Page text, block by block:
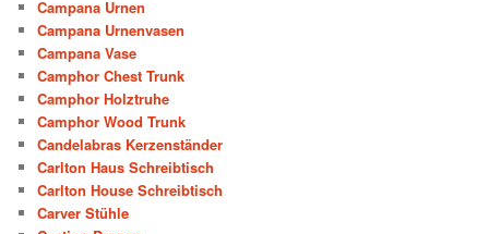
Campana Urnen
Campana Urnenvasen
Campana Vase
Camphor Chest Trunk
Camphor Holztruhe
Camphor Wood Trunk
Candelabras Kerzenständer
Carlton Haus Schreibtisch
Carlton House Schreibtisch
Carver Stühle